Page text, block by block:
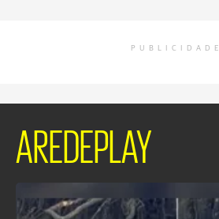
PUBLICIDADE
AREDEPLAY